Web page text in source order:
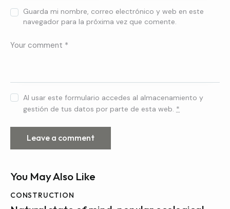
Guarda mi nombre, correo electrónico y web en este
navegador para la próxima vez que comente.
Al usar este formulario accedes al almacenamiento y
gestión de tus datos por parte de esta web. *
You May Also Like
CONSTRUCTION